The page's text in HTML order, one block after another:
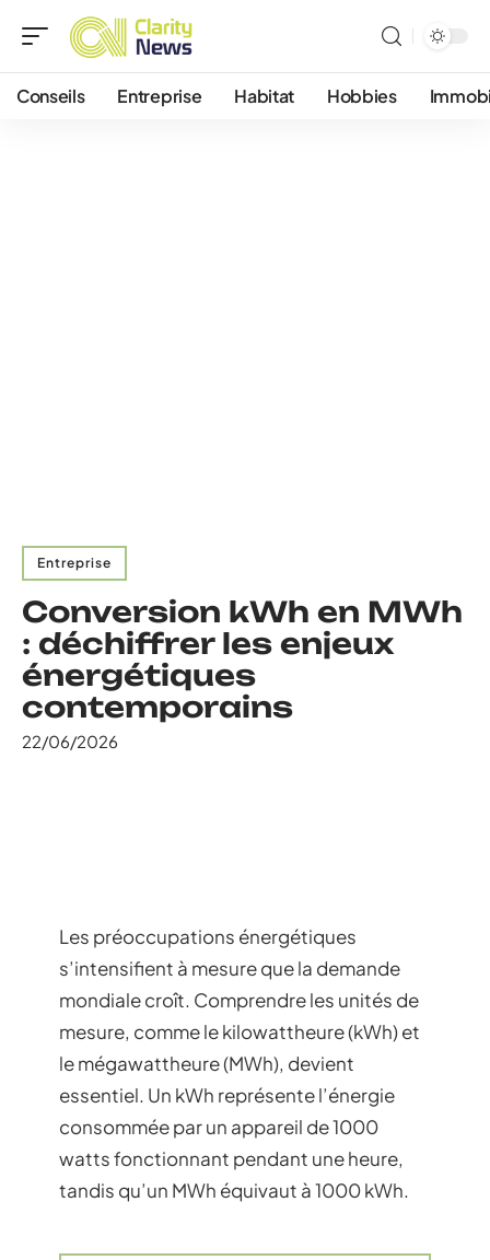
Conseils Entreprise Habitat Hobbies
Entreprise
Conversion kWh en MWh
: déchiffrer les enjeux
énergétiques
contemporains
22/06/2026
Les préoccupations énergétiques
s’intensifient à mesure que la demande
mondiale croît. Comprendre les unités de
mesure, comme le kilowattheure (kWh) et
le mégawattheure (MWh), devient
essentiel. Un kWh représente l’énergie
consommée par un appareil de 1000
watts fonctionnant pendant une heure,
tandis qu’un MWh équivaut à 1000 kWh.